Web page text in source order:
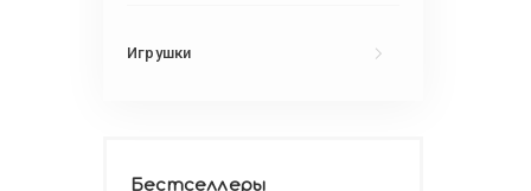
Игрушки
Бестселлеры